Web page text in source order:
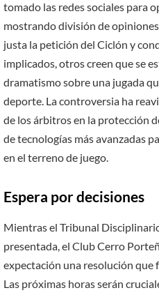
tomado las redes sociales para
mostrando división de
justa la petición del Ciclón y
implicados, otros creen que se
dramatismo sobre una jugada
deporte. La controversia ha
de los árbitros en la protección
de tecnologías más avanzadas
en el terreno de juego.
Espera por decisiones
Mientras el Tribunal
presentada, el Club Cerro
expectación una resolución que
Las próximas horas serán